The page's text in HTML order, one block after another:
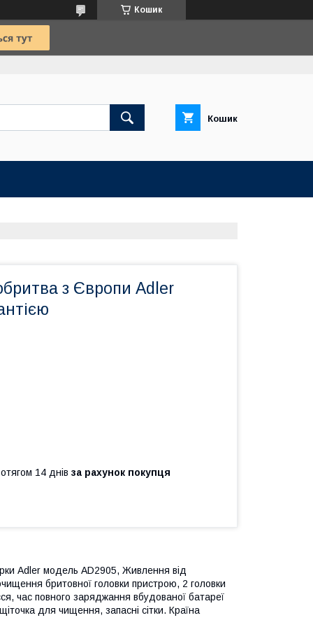
Кошик
Кошик
з Європи Adler
14 днів за рахунок покупця
Adler модель AD2905, Живлення від
бритовної головки пристрою, 2 головки
час повного заряджання вбудованої батареї
для чищення, запасні сітки. Країна